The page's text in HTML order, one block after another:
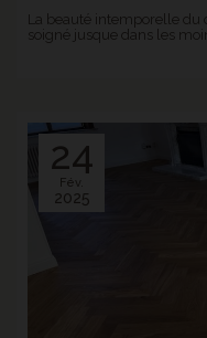
La beauté intemporelle
soigné jusque dans les
24
Fév.
2025